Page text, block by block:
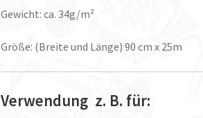
Gewicht: ca. 34g/m²
Größe: (Breite und Länge) 90 cm x 25m
Verwendung z. B. für: